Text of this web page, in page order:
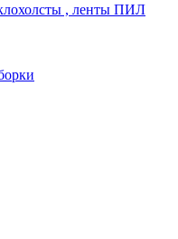
, ленты ПИЛ